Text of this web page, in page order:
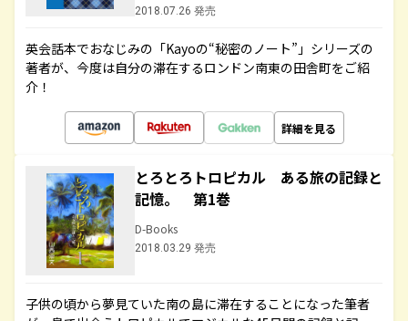
2018.07.26 発売
英会話本でおなじみの「Kayoの“秘密のノート”」シリーズの
著者が、今度は自分の滞在するロンドン南東の田舎町をご紹
介！
詳細を見る
とろとろトロピカル ある旅の記録と
記憶。 第1巻
D-Books
2018.03.29 発売
子供の頃から夢見ていた南の島に滞在することになった筆者